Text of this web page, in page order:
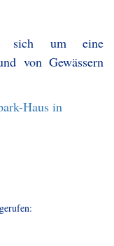
sich um eine
von Gewässern
Haus in